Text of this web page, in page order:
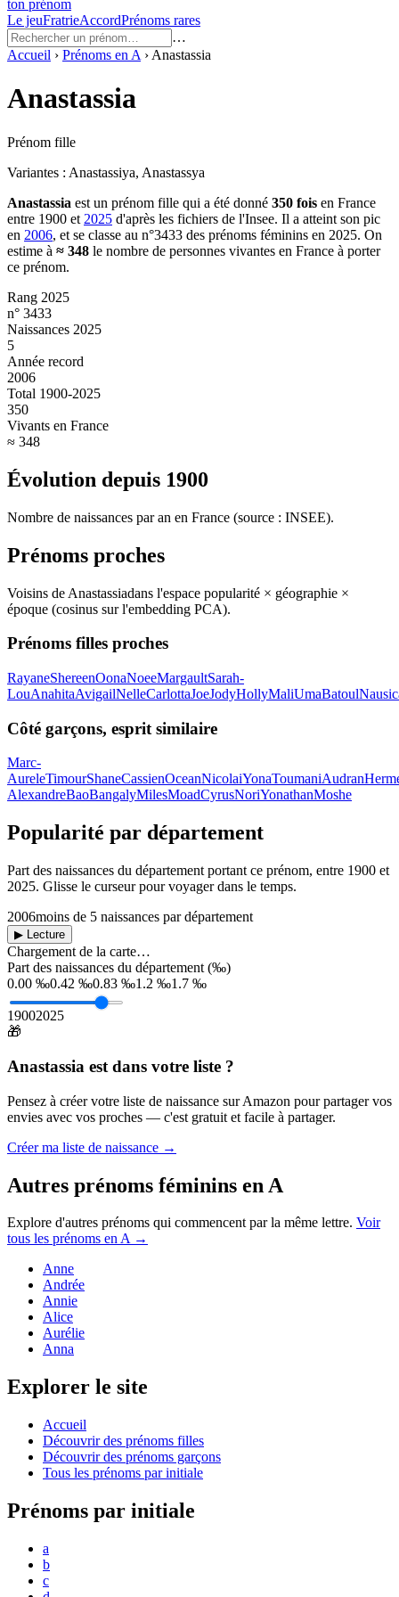
ton prénom
Le jeuFratrieAccordPrénoms rares
…
Accueil › Prénoms en A › Anastassia
Anastassia
Prénom fille
Variantes : Anastassiya, Anastassya
Anastassia est un prénom fille qui a été donné 350 fois en France
entre 1900 et 2025 d'après les fichiers de l'Insee. Il a atteint son pic
en 2006, et se classe au n°3433 des prénoms féminins en 2025. On
estime à ≈ 348 le nombre de personnes vivantes en France à porter
ce prénom.
Rang 2025
n° 3433
Naissances 2025
5
Année record
2006
Total 1900-2025
350
Vivants en France
≈ 348
Évolution depuis 1900
Nombre de naissances par an en France (source : INSEE).
Prénoms proches
Voisins de Anastassiadans l'espace popularité × géographie ×
époque (cosinus sur l'embedding PCA).
Prénoms filles proches
RayaneShereenOonaNoeeMargaultSarah-
LouAnahitaAvigailNelleCarlottaJoeJodyHollyMaliUmaBatoul
Côté garçons, esprit similaire
Marc-
AureleTimourShaneCassienOceanNicolaiYonaToumaniAudran
AlexandreBaoBangalyMilesMoadCyrusNoriYonathanMoshe
Popularité par département
Part des naissances du département portant ce prénom, entre 1900 et
2025. Glisse le curseur pour voyager dans le temps.
2006moins de 5 naissances par département
▶ Lecture
Chargement de la carte…
Part des naissances du département (‰)
0.00 ‰0.42 ‰0.83 ‰1.2 ‰1.7 ‰
19002025
🎁
Anastassia est dans votre liste ?
Pensez à créer votre liste de naissance sur Amazon pour partager vos
envies avec vos proches — c'est gratuit et facile à partager.
Créer ma liste de naissance →
Autres prénoms féminins en A
Explore d'autres prénoms qui commencent par la même lettre. Voir
tous les prénoms enA→
Anne
Andrée
Annie
Alice
Aurélie
Anna
Explorer le site
Accueil
Découvrir des prénoms filles
Découvrir des prénoms garçons
Tous les prénoms par initiale
Prénoms par initiale
a
b
c